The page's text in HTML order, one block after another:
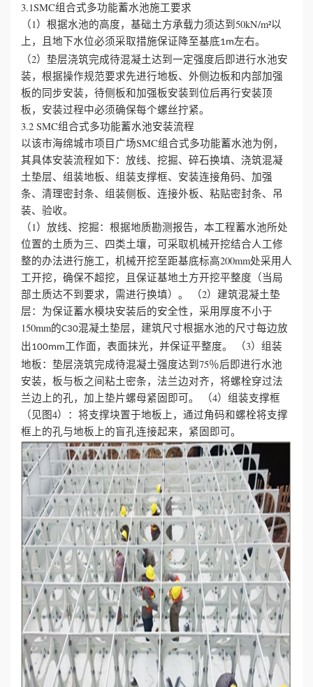
3.1SMC组合式多功能蓄水池施工要求
（1）根据水池的高度，基础土方承载力须达到50kN/m²以
上，且地下水位必须采取措施保证降至基底1m左右。
（2）垫层浇筑完成待混凝土达到一定强度后即进行水池安
装，根据操作规范要求先进行地板、外侧边板和内部加强
板的同步安装，待侧板和加强板安装到位后再行安装顶
板，安装过程中必须确保每个螺丝拧紧。
3.2 SMC组合式多功能蓄水池安装流程
以该市海绵城市项目广场SMC组合式多功能蓄水池为例，
其具体安装流程如下：放线、挖掘、碎石换填、浇筑混凝
土垫层、组装地板、组装支撑框、安装连接角码、加强
条、清理密封条、组装侧板、连接外板、粘贴密封条、吊
装、验收。
（1）放线、挖掘：根据地质勘测报告，本工程蓄水池所处
位置的土质为三、四类土壤，可采取机械开挖结合人工修
整的办法进行施工，机械开挖至距基底标高200mm处采用人
工开挖，确保不超挖，且保证基地土方开挖平整度（当局
部土质达不到要求，需进行换填）。
（2）建筑混凝土垫
层：为保证蓄水模块安装后的安全性，采用厚度不小于
150mm的C30混凝土垫层，建筑尺寸根据水池的尺寸每边放
出 100mm工作面，表面抹光，并保证平整度。
（3）组装
地板：垫层浇筑完成待混凝土强度达到75％后即进行水池
安装，板与板之间粘土密条，法兰边对齐，将螺栓穿过法
兰边上的孔，加上垫片螺母紧固即可。
（4）组装支撑框
（见图4）：将支撑块置于地板上，通过角码和螺栓将支撑
框上的孔与地板上的盲孔连接起来，紧固即可。